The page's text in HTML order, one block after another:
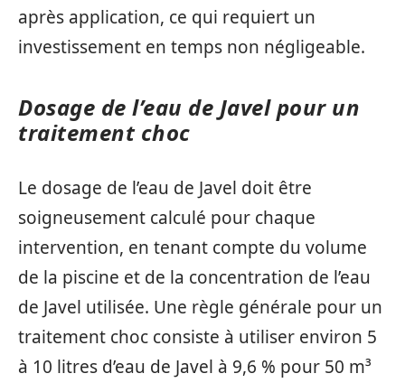
après application, ce qui requiert un
investissement en temps non négligeable.
Dosage de l’eau de Javel pour un
traitement choc
Le dosage de l’eau de Javel doit être
soigneusement calculé pour chaque
intervention, en tenant compte du volume
de la piscine et de la concentration de l’eau
de Javel utilisée. Une règle générale pour un
traitement choc consiste à utiliser environ 5
à 10 litres d’eau de Javel à 9,6 % pour 50 m³